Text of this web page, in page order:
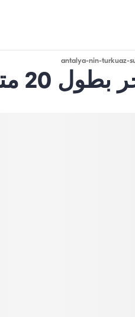
antalya-nin-turkuaz-
مركز أنطاليا